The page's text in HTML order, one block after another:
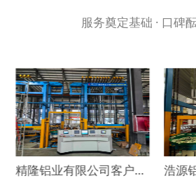
服务奠定基础 · 口碑
精隆铝业有限公司客户实例